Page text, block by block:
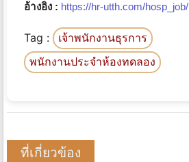
อ้างอิง : https://hr-utth.com/hosp_job/
Tag :
เจ้าพนักงานธุรการ
พนักงานประจําห้องทดลอง
ที่เกี่ยวข้อง